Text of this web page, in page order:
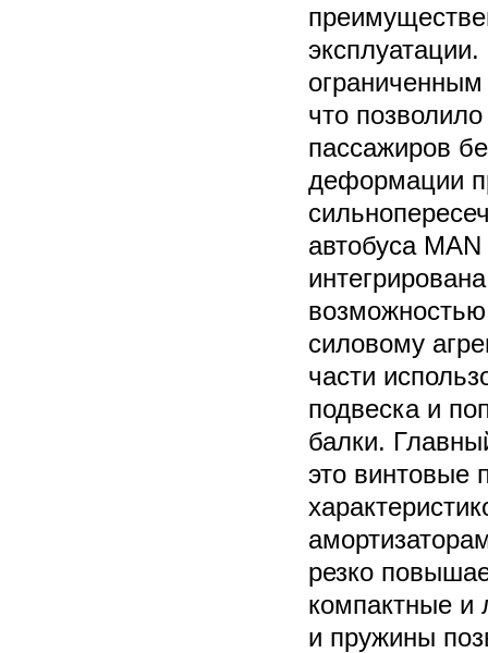
что
пассажиров
деформации
автобуса
силовому
части
подвеска и
балки.
это винтовые
резко
компактные и
и пружины